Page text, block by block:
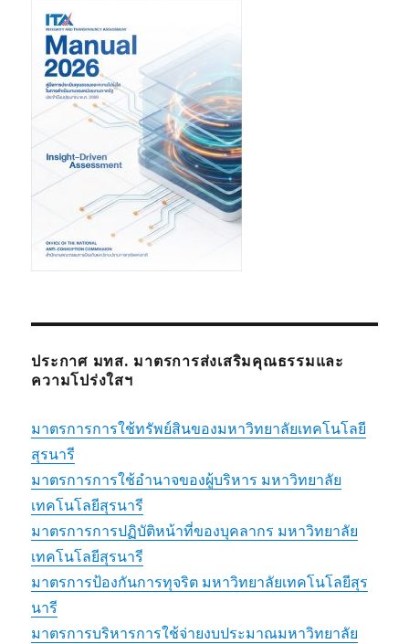
ประกาศ มทส. มาตรการส่งเสริมคุณธรรมและ
ความโปร่งใสฯ
มาตรการการใช้ทรัพย์สินของมหาวิทยาลัยเทคโนโลยี
สุรนารี
มาตรการการใช้อำนาจของผู้บริหาร มหาวิทยาลัย
เทคโนโลยีสุรนารี
มาตรการการปฏิบัติหน้าที่ของบุคลากร มหาวิทยาลัย
เทคโนโลยีสุรนารี
มาตรการป้องกันการทุจริต มหาวิทยาลัยเทคโนโลยีสุร
นารี
มาตรการบริหารการใช้จ่ายงบประมาณมหาวิทยาลัย